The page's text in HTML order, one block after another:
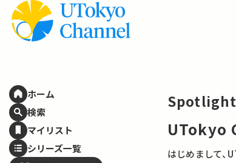
ホーム
検索
マイリスト
シリーズ一覧
Spotlight
UTokyo
はじめまして、